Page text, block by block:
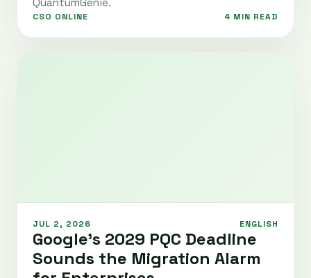
CSO ONLINE 4 MIN READ
JUL 2, 2026 ENGLISH
Google’s 2029 PQC Deadline
Sounds the Migration Alarm